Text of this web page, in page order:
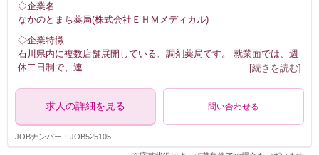
◇企業名
なかのとまち薬局(株式会社ＥＨＭメディカル)
◇企業特徴
石川県内に複数店舗展開している、調剤薬局です。 就業面では、週
休二日制で、連... [続きを読む]
求人の詳細を見る 問い合わせる
JOBナンバー：JOB525105